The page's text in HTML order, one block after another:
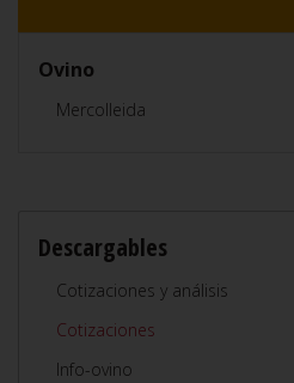
Ovino
Mercolleida
Descargables
Cotizaciones y análisis
Cotizaciones
Info-ovino